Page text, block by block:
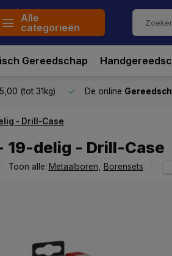
Alle
categorieën
Gereedschap
(tot 31kg) De online
- Drill-Case
19-delig - Drill-Case
Toon alle: Metaalboren Borensets